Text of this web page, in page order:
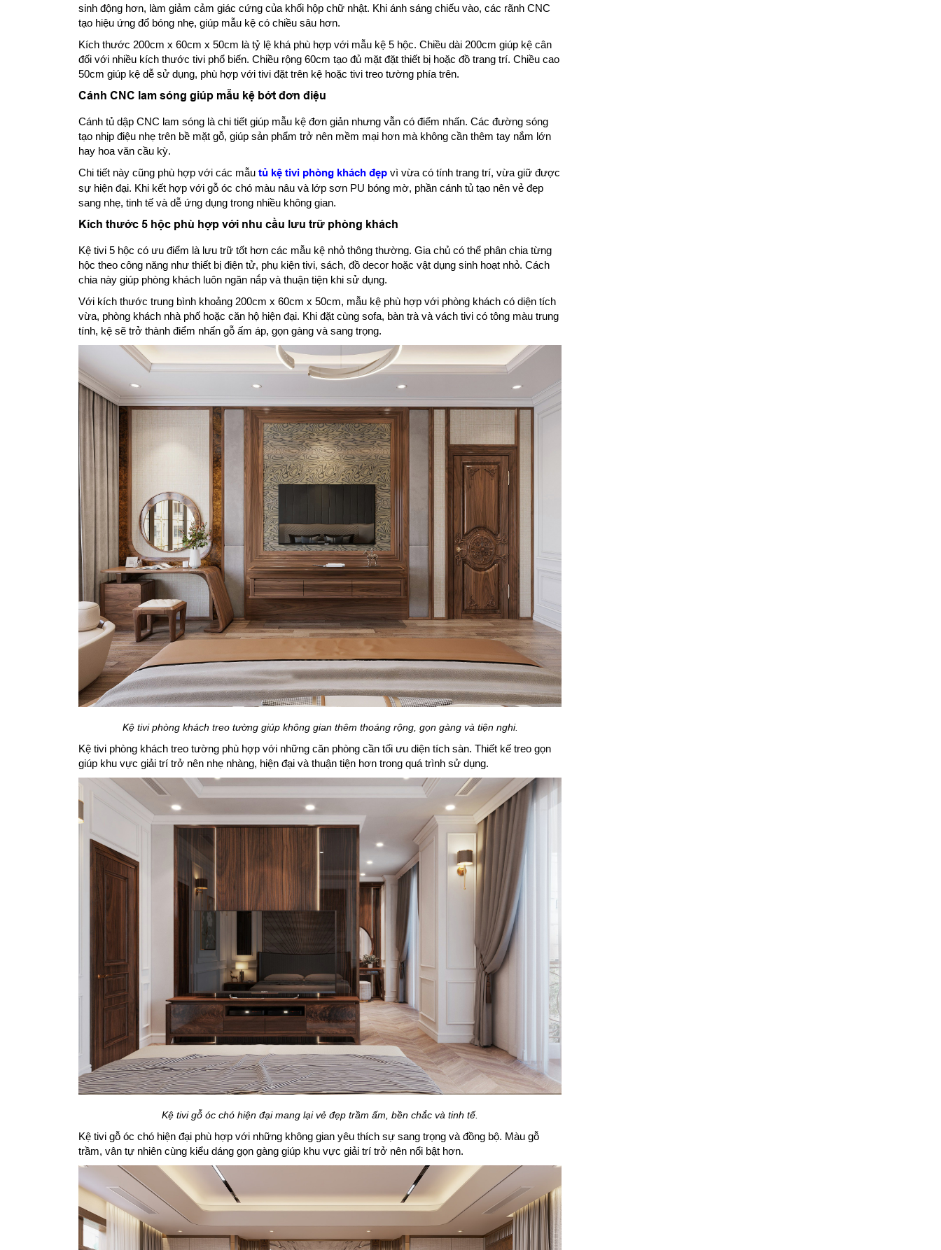
sinh động hơn, làm giảm cảm giác cứng của khối hộp chữ nhật. Khi ánh sáng chiếu vào, các rãnh CNC
tạo hiệu ứng đổ bóng nhẹ, giúp mẫu kệ có chiều sâu hơn.
Kích thước 200cm x 60cm x 50cm là tỷ lệ khá phù hợp với mẫu kệ 5 hộc. Chiều dài 200cm giúp kệ cân
đối với nhiều kích thước tivi phổ biến. Chiều rộng 60cm tạo đủ mặt đặt thiết bị hoặc đồ trang trí. Chiều cao
50cm giúp kệ dễ sử dụng, phù hợp với tivi đặt trên kệ hoặc tivi treo tường phía trên.
Cánh CNC lam sóng giúp mẫu kệ bớt đơn điệu
Cánh tủ dập CNC lam sóng là chi tiết giúp mẫu kệ đơn giản nhưng vẫn có điểm nhấn. Các đường sóng
tạo nhịp điệu nhẹ trên bề mặt gỗ, giúp sản phẩm trở nên mềm mại hơn mà không cần thêm tay nắm lớn
hay hoa văn cầu kỳ.
Chi tiết này cũng phù hợp với các mẫu tủ kệ tivi phòng khách đẹp vì vừa có tính trang trí, vừa giữ được
sự hiện đại. Khi kết hợp với gỗ óc chó màu nâu và lớp sơn PU bóng mờ, phần cánh tủ tạo nên vẻ đẹp
sang nhẹ, tinh tế và dễ ứng dụng trong nhiều không gian.
Kích thước 5 hộc phù hợp với nhu cầu lưu trữ phòng khách
Kệ tivi 5 hộc có ưu điểm là lưu trữ tốt hơn các mẫu kệ nhỏ thông thường. Gia chủ có thể phân chia từng
hộc theo công năng như thiết bị điện tử, phụ kiện tivi, sách, đồ decor hoặc vật dụng sinh hoạt nhỏ. Cách
chia này giúp phòng khách luôn ngăn nắp và thuận tiện khi sử dụng.
Với kích thước trung bình khoảng 200cm x 60cm x 50cm, mẫu kệ phù hợp với phòng khách có diện tích
vừa, phòng khách nhà phố hoặc căn hộ hiện đại. Khi đặt cùng sofa, bàn trà và vách tivi có tông màu trung
tính, kệ sẽ trở thành điểm nhấn gỗ ấm áp, gọn gàng và sang trọng.
Kệ tivi phòng khách treo tường giúp không gian thêm thoáng rộng, gọn gàng và tiện nghi.
Kệ tivi phòng khách treo tường phù hợp với những căn phòng cần tối ưu diện tích sàn. Thiết kế treo gọn
giúp khu vực giải trí trở nên nhẹ nhàng, hiện đại và thuận tiện hơn trong quá trình sử dụng.
Kệ tivi gỗ óc chó hiện đại mang lại vẻ đẹp trầm ấm, bền chắc và tinh tế.
Kệ tivi gỗ óc chó hiện đại phù hợp với những không gian yêu thích sự sang trọng và đồng bộ. Màu gỗ
trầm, vân tự nhiên cùng kiểu dáng gọn gàng giúp khu vực giải trí trở nên nổi bật hơn.